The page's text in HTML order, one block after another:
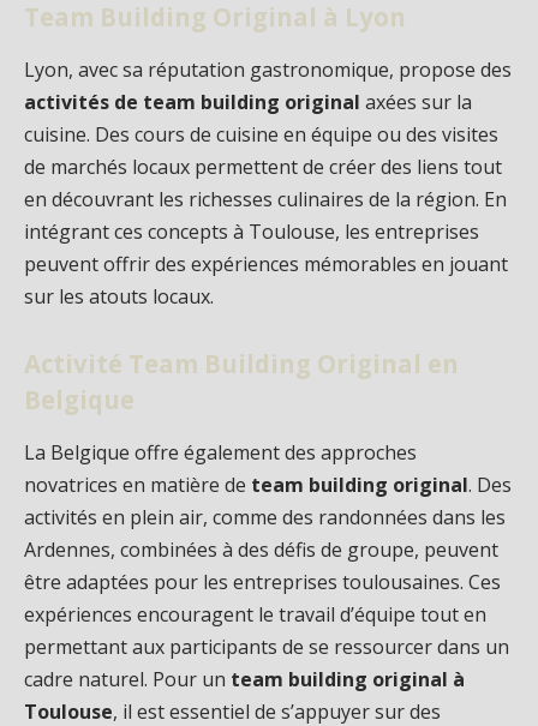
Team Building Original à Lyon
Lyon, avec sa réputation gastronomique, propose des
activités de team building original axées sur la
cuisine. Des cours de cuisine en équipe ou des visites
de marchés locaux permettent de créer des liens tout
en découvrant les richesses culinaires de la région. En
intégrant ces concepts à Toulouse, les entreprises
peuvent offrir des expériences mémorables en jouant
sur les atouts locaux.
Activité Team Building Original en
Belgique
La Belgique offre également des approches
novatrices en matière de team building original. Des
activités en plein air, comme des randonnées dans les
Ardennes, combinées à des défis de groupe, peuvent
être adaptées pour les entreprises toulousaines. Ces
expériences encouragent le travail d’équipe tout en
permettant aux participants de se ressourcer dans un
cadre naturel. Pour un team building original à
Toulouse, il est essentiel de s’appuyer sur des